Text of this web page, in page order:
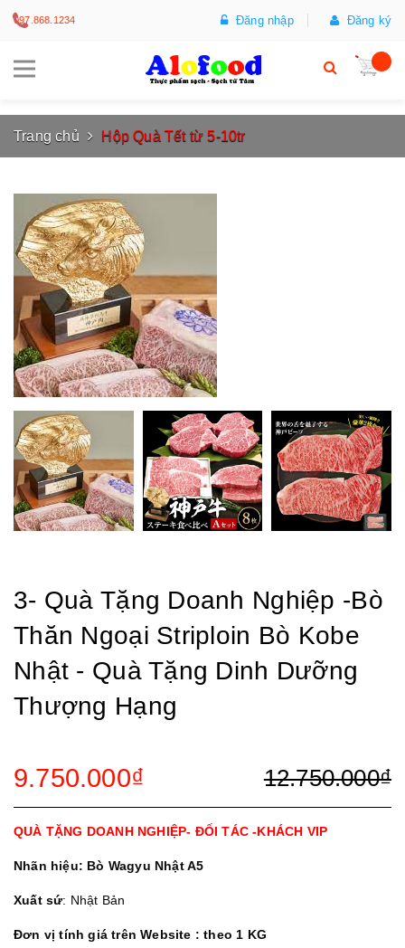
097.868.1234 Đăng nhập Đăng ký
Trang chủ Hộp Quà Tết từ 5-10tr
3- Quà Tặng Doanh Nghiệp -Bò
Thăn Ngoại Striploin Bò Kobe
Nhật - Quà Tặng Dinh Dưỡng
Thượng Hạng
9.750.000₫ 12.750.000₫
QUÀ TẶNG DOANH NGHIỆP- ĐỐI TÁC -KHÁCH VIP
Nhãn hiệu: Bò Wagyu Nhật A5
Xuất sứ: Nhật Bản
Đơn vị tính giá trên Website : theo 1 KG